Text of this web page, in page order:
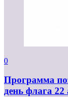
0
Программа
день флага 22